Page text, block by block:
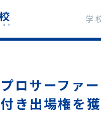
学
プロサーファ
付き出場権を獲